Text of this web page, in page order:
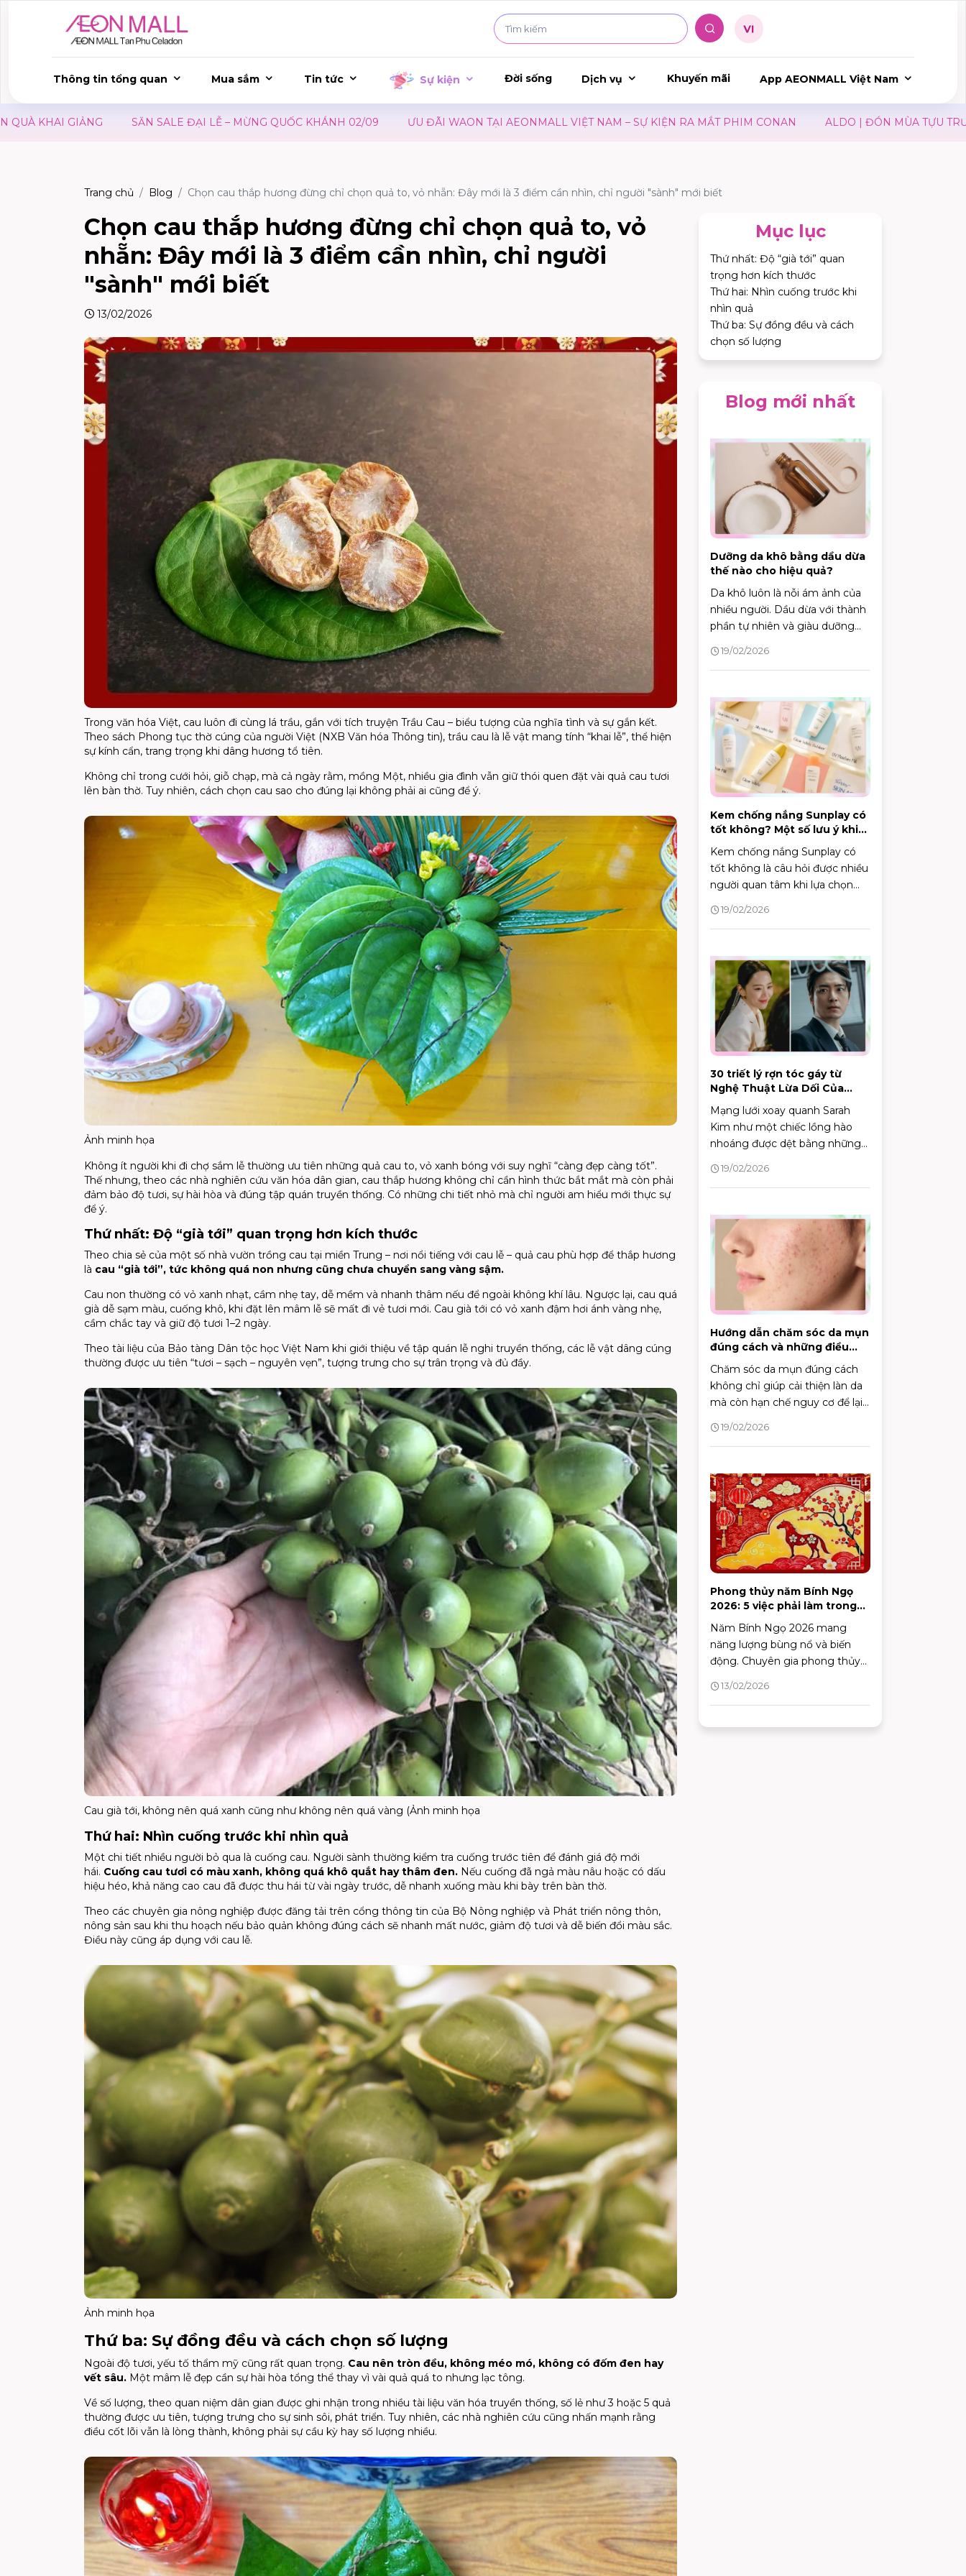
Thông tin tổng quan Mua sắm Tin tức Sự kiện Đời sống Dịch vụ Khuyến mãi App AEONMALL Việt Nam
SĂN SALE ĐẠI LỄ – MỪNG QUỐC KHÁNH 02/09 ƯU ĐÃI WAON TẠI AEONMALL VIỆT NAM – SỰ KIỆN RA MẮT PHIM CONAN ALDO | ĐÓN MÙA TỰU TRƯỜNG JIN I NEW
Trang chủ Blog Chọn cau thắp hương đừng chỉ chọn quả to, vỏ nhẵn: Đây mới là 3 điểm cần nhìn, chỉ người "sành" mới biết
Chọn cau thắp hương đừng chỉ chọn quả to, vỏ
nhẵn: Đây mới là 3 điểm cần nhìn, chỉ người
"sành" mới biết
13/02/2026
Trong văn hóa Việt, cau luôn đi cùng lá trầu, gắn với tích truyện Trầu Cau – biểu tượng của nghĩa tình và sự gắn kết.
Theo sách Phong tục thờ cúng của người Việt (NXB Văn hóa Thông tin), trầu cau là lễ vật mang tính “khai lễ”, thể hiện
sự kính cẩn, trang trọng khi dâng hương tổ tiên.
Không chỉ trong cưới hỏi, giỗ chạp, mà cả ngày rằm, mồng Một, nhiều gia đình vẫn giữ thói quen đặt vài quả cau tươi
lên bàn thờ. Tuy nhiên, cách chọn cau sao cho đúng lại không phải ai cũng để ý.
Ảnh minh họa
Không ít người khi đi chợ sắm lễ thường ưu tiên những quả cau to, vỏ xanh bóng với suy nghĩ “càng đẹp càng tốt”.
Thế nhưng, theo các nhà nghiên cứu văn hóa dân gian, cau thắp hương không chỉ cần hình thức bắt mắt mà còn phải
đảm bảo độ tươi, sự hài hòa và đúng tập quán truyền thống. Có những chi tiết nhỏ mà chỉ người am hiểu mới thực sự
để ý.
Thứ nhất: Độ “già tới” quan trọng hơn kích thước
Theo chia sẻ của một số nhà vườn trồng cau tại miền Trung – nơi nổi tiếng với cau lễ – quả cau phù hợp để thắp hương
là cau “già tới”, tức không quá non nhưng cũng chưa chuyển sang vàng sậm.
Cau non thường có vỏ xanh nhạt, cầm nhẹ tay, dễ mềm và nhanh thâm nếu để ngoài không khí lâu. Ngược lại, cau quá
già dễ sạm màu, cuống khô, khi đặt lên mâm lễ sẽ mất đi vẻ tươi mới. Cau già tới có vỏ xanh đậm hơi ánh vàng nhẹ,
cầm chắc tay và giữ độ tươi 1–2 ngày.
Theo tài liệu của Bảo tàng Dân tộc học Việt Nam khi giới thiệu về tập quán lễ nghi truyền thống, các lễ vật dâng cúng
thường được ưu tiên “tươi – sạch – nguyên vẹn”, tượng trưng cho sự trân trọng và đủ đầy.
Cau già tới, không nên quá xanh cũng như không nên quá vàng (Ảnh minh họa
Thứ hai: Nhìn cuống trước khi nhìn quả
Một chi tiết nhiều người bỏ qua là cuống cau. Người sành thường kiểm tra cuống trước tiên để đánh giá độ mới
hái. Cuống cau tươi có màu xanh, không quá khô quắt hay thâm đen. Nếu cuống đã ngả màu nâu hoặc có dấu
hiệu héo, khả năng cao cau đã được thu hái từ vài ngày trước, dễ nhanh xuống màu khi bày trên bàn thờ.
Theo các chuyên gia nông nghiệp được đăng tải trên cổng thông tin của Bộ Nông nghiệp và Phát triển nông thôn,
nông sản sau khi thu hoạch nếu bảo quản không đúng cách sẽ nhanh mất nước, giảm độ tươi và dễ biến đổi màu sắc.
Điều này cũng áp dụng với cau lễ.
Ảnh minh họa
Thứ ba: Sự đồng đều và cách chọn số lượng
Ngoài độ tươi, yếu tố thẩm mỹ cũng rất quan trọng. Cau nên tròn đều, không méo mó, không có đốm đen hay
vết sâu. Một mâm lễ đẹp cần sự hài hòa tổng thể thay vì vài quả quá to nhưng lạc tông.
Về số lượng, theo quan niệm dân gian được ghi nhận trong nhiều tài liệu văn hóa truyền thống, số lẻ như 3 hoặc 5 quả
thường được ưu tiên, tượng trưng cho sự sinh sôi, phát triển. Tuy nhiên, các nhà nghiên cứu cũng nhấn mạnh rằng
điều cốt lõi vẫn là lòng thành, không phải sự cầu kỳ hay số lượng nhiều.
Mục lục
Thứ nhất: Độ “già tới” quan
trọng hơn kích thước
Thứ hai: Nhìn cuống trước khi
nhìn quả
Thứ ba: Sự đồng đều và cách
chọn số lượng
Blog mới nhất
Dưỡng da khô bằng dầu dừa
thế nào cho hiệu quả?
Da khô luôn là nỗi ám ảnh của
nhiều người. Dầu dừa với thành
phần tự nhiên và giàu dưỡng
chất, được xem là một giải
pháp hiệu quả để khắc phục
đúng cách và hiệu quả?
19/02/2026
Kem chống nắng Sunplay có
tốt không? Một số lưu ý khi
lựa chọn kem chống nắng
Kem chống nắng Sunplay có
tốt không là câu hỏi được nhiều
người quan tâm khi lựa chọn
sản phẩm bảo vệ da. Bài viết
này sẽ đánh giá chi tiết thành
nắng Sunplay, giúp bạn đưa ra
quyết định phù hợp với làn da
của mình.
19/02/2026
30 triết lý rợn tóc gáy từ
Nghệ Thuật Lừa Dối Của
Mạng lưới xoay quanh Sarah
Kim như một chiếc lồng hào
nhoáng được dệt bằng những
lời dối trá.
19/02/2026
Hướng dẫn chăm sóc da mụn
đúng cách và những điều
Chăm sóc da mụn đúng cách
không chỉ giúp cải thiện làn da
mà còn hạn chế nguy cơ để lại
sẹo và vết thâm. Bài viết dưới
đây sẽ mang đến góc nhìn
kiểm soát mụn hiệu quả và duy
trì làn da khỏe mạnh lâu dài.
19/02/2026
Phong thủy năm Bính Ngọ
2026: 5 việc phải làm trong
“quay xe”
Năm Bính Ngọ 2026 mang
năng lượng bùng nổ và biến
động. Chuyên gia phong thủy
chỉ ra 5 cách sắp xếp nhà cửa để
đón tài lộc, tránh rủi ro.
13/02/2026